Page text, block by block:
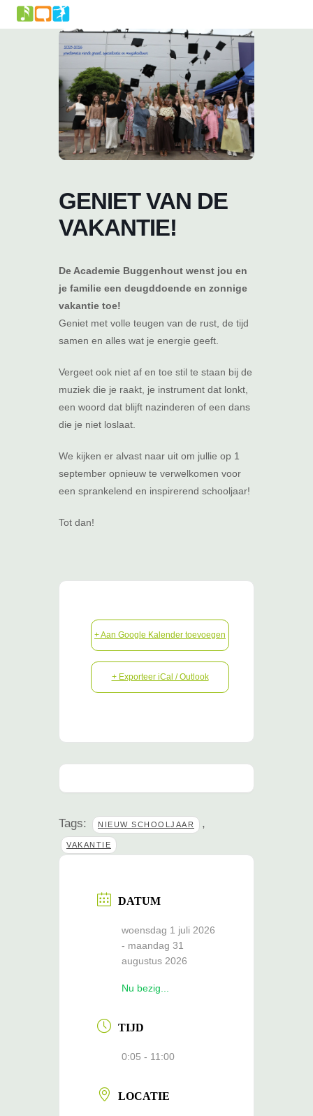
Skip
to
GENIET VAN DE
VAKANTIE!
De Academie Buggenhout wenst jou en
je familie een deugddoende en zonnige
vakantie toe!
Geniet met volle teugen van de rust, de tijd
samen en alles wat je energie geeft.
Vergeet ook niet af en toe stil te staan bij de
muziek die je raakt, je instrument dat lonkt,
een woord dat blijft nazinderen of een dans
die je niet loslaat.
We kijken er alvast naar uit om jullie op 1
september opnieuw te verwelkomen voor
een sprankelend en inspirerend schooljaar!
Tot dan!
+ Aan Google Kalender toevoegen
+ Exporteer iCal / Outlook
Tags: NIEUW SCHOOLJAAR ,
VAKANTIE
DATUM
woensdag 1 juli 2026
- maandag 31
augustus 2026
Nu bezig...
TIJD
0:05 - 11:00
LOCATIE